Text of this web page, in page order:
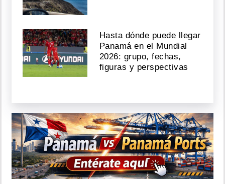
Hasta dónde puede llegar
Panamá en el Mundial
2026: grupo, fechas,
figuras y perspectivas